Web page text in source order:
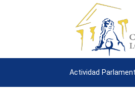
Actividad